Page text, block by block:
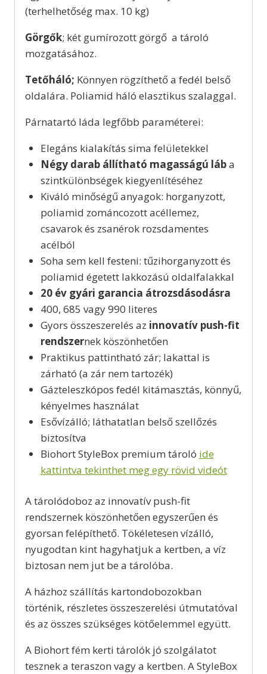
(terhelhetőség max. 10 kg)
Görgők; két gumírozott görgő a tároló
mozgatásához.
Tetőháló; Könnyen rögzíthető a fedél belső
oldalára. Poliamid háló elasztikus szalaggal.
Párnatartó láda legfőbb paraméterei:
Elegáns kialakítás sima felületekkel
Négy darab állítható magasságú lába
szintkülönbségek kiegyenlítéséhez
Kiváló minőségű anyagok: horganyzott,
poliamid zománcozott acéllemez,
csavarok és zsanérok rozsdamentes
acélból
Soha sem kell festeni: tűzihorganyzott és
poliamid égetett lakkozású oldalfalakkal
20 év gyári garancia átrozsdásodásra
400, 685 vagy 990 literes
Gyors összeszerelés az innovatív push-fit
rendszernek köszönhetően
Praktikus pattintható zár; lakattal is
zárható (a zár nem tartozék)
Gázteleszkópos fedél kitámasztás, könnyű,
kényelmes használat
Esővízálló; láthatatlan belső szellőzés
biztosítva
Biohort StyleBox premium tároló ide
kattintva tekinthet meg egy rövid videót
A tárolódoboz az innovatív push-fit
rendszernek köszönhetően egyszerűen és
gyorsan felépíthető. Tökéletesen vízálló,
nyugodtan kint hagyhatjuk a kertben, a víz
biztosan nem jut be a tárolóba.
A házhoz szállítás kartondobozokban
történik, részletes összeszerelési útmutatóval
és az összes szükséges kötőelemmel együtt.
A Biohort fém kerti tárolók jó szolgálatot
tesznek a teraszon vagy a kertben. A StyleBox